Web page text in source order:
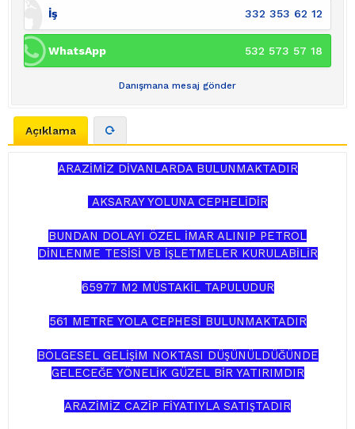
İş 332 353 62 12
WhatsApp 532 573 57 18
Danışmana mesaj gönder
Açıklama
ARAZİM İZ DİVANLARDA BULUNMAKTADIR
AKSARAY YOLUNA CEPHELİDİR
BUNDAN DOLAYI ÖZEL İMAR ALINIP PETROL
DİNLENME TESİSİ VB İŞLETMELER KURULABİLİR
65977 M2 MÜSTAKİ L TAPULUDUR
561 METRE YOLA CEPHES BULUNMAKTADIR
BÖLGESEL GELİŞİM NOKTASI DÜŞÜNÜLDÜĞÜNDE
GELECEĞE YÖNELİK GÜZEL BİR YATIRIMDIR
ARAZİM İZ CAZİP FİYATIYLA SATIŞTADIR